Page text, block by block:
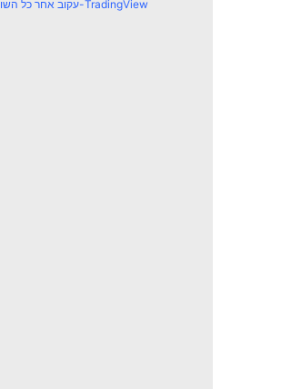
עקוב אחר כל השווקים ב-TradingView